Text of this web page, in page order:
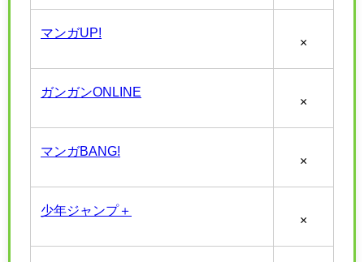
マンガUP!
×
ガンガンONLINE
×
マンガBANG!
×
少年ジャンプ＋
×